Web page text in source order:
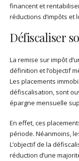
financent et
réductions d’impôts et
Défiscaliser
La remise sur impôt
définition et l’objectif
Les placements
défiscalisation, sont
épargne mensuelle
En effet, ces
période. Néanmoins,
L’objectif de la
réduction d’une